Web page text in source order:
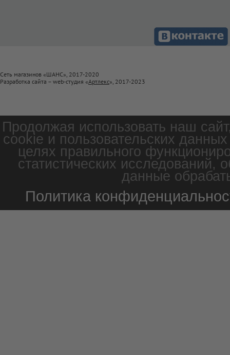
Сеть магазинов «ШАНС», 2017-2020
Разработка сайта – web-студия «Артлекс», 2017-2023
Продолжая использовать наш
cookie и пользовательских
целях правильного
статистических
данные
Политика